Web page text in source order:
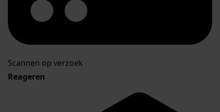
Scannen op verzoek
Reageren